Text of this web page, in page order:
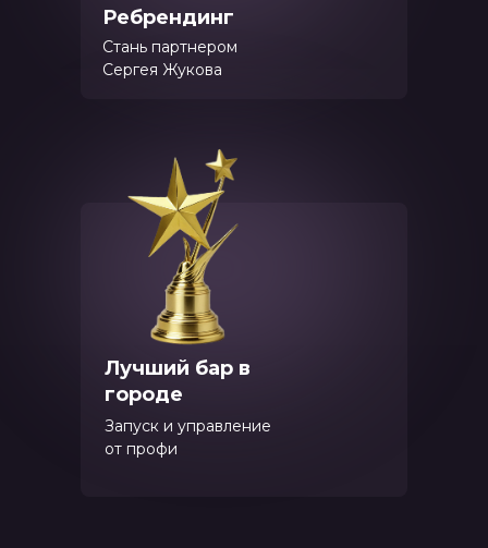
Лучший бар в
городе
Запуск и управление
от профи
Ребрендинг
Стань партнером
Сергея Жукова